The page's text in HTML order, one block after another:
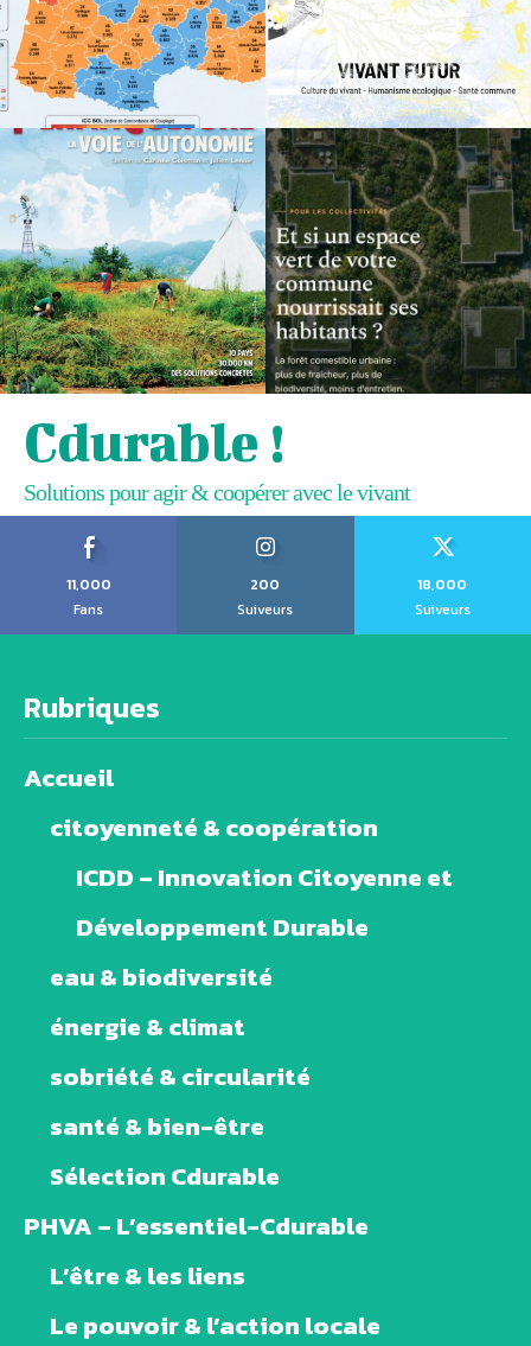
Cdurable !
Solutions pour agir & coopérer avec le vivant
11,000
Fans
200
Suiveurs
18,000
Suiveurs
Rubriques
Accueil
citoyenneté & coopération
ICDD – Innovation Citoyenne et
Développement Durable
eau & biodiversité
énergie & climat
sobriété & circularité
santé & bien-être
Sélection Cdurable
PHVA – L’essentiel-Cdurable
L’être & les liens
Le pouvoir & l’action locale